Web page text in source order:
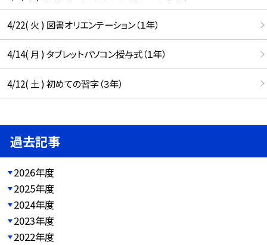
4/22( 火 ) 図書オリエンテーション（１年）
4/14( 月 ) タブレットパソコン授与式（１年）
4/12( 土 ) 初めての習字（３年）
過去記事
2026年度
2025年度
2024年度
2023年度
2022年度